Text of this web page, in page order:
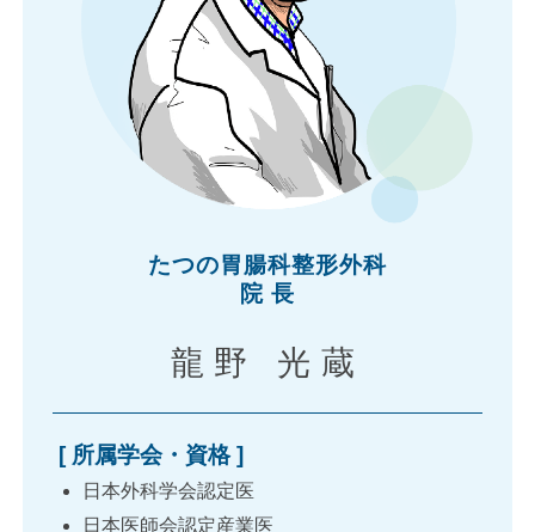
たつの胃腸科整形外科
院 長
龍野 光蔵
[ 所属学会・資格 ]
日本外科学会認定医
日本医師会認定産業医